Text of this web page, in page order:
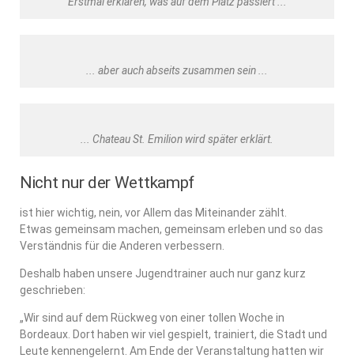
... aber auch abseits zusammen sein ...
... Chateau St. Emilion wird später erklärt.
Nicht nur der Wettkampf
ist hier wichtig, nein, vor Allem das Miteinander zählt.
Etwas gemeinsam machen, gemeinsam erleben und so das
Verständnis für die Anderen verbessern.
Deshalb haben unsere Jugendtrainer auch nur ganz kurz
geschrieben:
„Wir sind auf dem Rückweg von einer tollen Woche in
Bordeaux. Dort haben wir viel gespielt, trainiert, die Stadt und
Leute kennengelernt. Am Ende der Veranstaltung hatten wir